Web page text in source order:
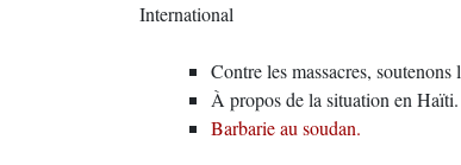
International
Contre les massacres, soutenons
À propos de la situation en Haïti.
Barbarie au soudan.